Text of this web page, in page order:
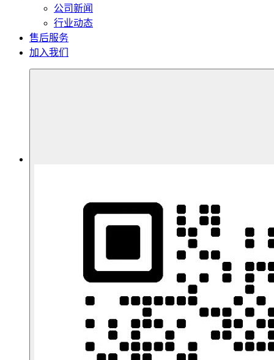
公司新闻
行业动态
售后服务
加入我们